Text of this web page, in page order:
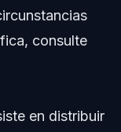
en
penas severas
cargos de
de
consulte
en distribuir